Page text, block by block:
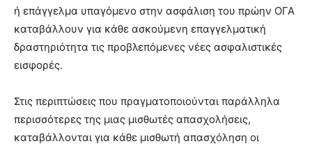
ή επάγγελμα υπαγόμενο στην ασφάλιση του πρώην ΟΓΑ
καταβάλλουν για κάθε ασκούμενη επαγγελματική
δραστηριότητα τις προβλεπόμενες νέες ασφαλιστικές
εισφορές.
Στις περιπτώσεις που πραγματοποιούνται παράλληλα
περισσότερες της μιας μισθωτές απασχολήσεις,
καταβάλλονται για κάθε μισθωτή απασχόληση οι